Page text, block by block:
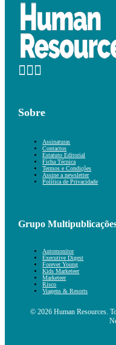
Sobre
Assinaturas
Contactos
Estatuto Editorial
Ficha Técnica
Termos e Condições
Assine a newsletter
Política de Privacidade
Grupo
Automonitor
Executive Digest
Forever Young
Kids Marketeer
Marketeer
Risco
Viagens & Resorts
© 2026 Human Resources.